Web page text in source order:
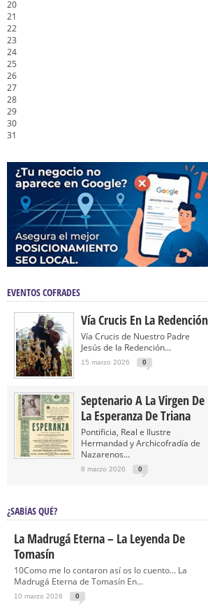
20
21
22
23
24
25
26
27
28
29
30
31
EVENTOS COFRADES
Vía Crucis En La Redención
Vía Crucis de Nuestro Padre
Jesús de la Redención...
15 marzo 2026 0
Septenario A La Virgen De
La Esperanza De Triana
Pontificia, Real e Ilustre
Hermandad y Archicofradía de
Nazarenos...
8 marzo 2026 0
¿SABÍAS QUÉ?
La Madrugá Eterna – La Leyenda De
Tomasín
10Como me lo contaron así os lo cuento… La
Madrugá Eterna de Tomasín En...
10 marzo 2026 0